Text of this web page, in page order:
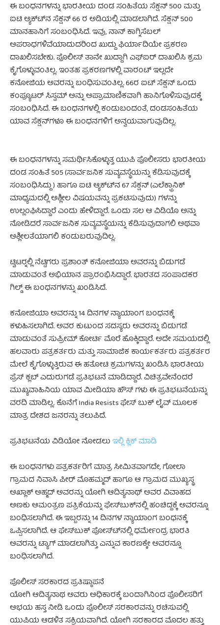
ಈ ಬಂಧನಗಳನ್ನು ಭಾರತೀಯ ದಂಡ ಸಂಹಿತೆಯ ಸೆಕ್ಷನ್ 500 ಮತ್ತು
ಐಟಿ ಅ್ಯಕ್ಟ್‍ನ ಸೆಕ್ಷನ್ 66 ರ ಅಡಿಯಲ್ಲಿ ಮಾಡಲಾಗಿದೆ. ಸೆಕ್ಷನ್ 500
ಮಾನಹಾನಿಗೆ ಸಂಬಂಧಿಸಿದೆ. ಇವು, ನಾನ್ ಕಾಗ್ನಿಸೆಬಲ್
ಅಪರಾಧಗಳಿವೆಯಾದುದರಿಂದ ಖುದ್ದು ಫಿರ್ಯಾದಿಯೇ ಪ್ರಕರಣ
ದಾಖಲಿಸಬೇಕು. ಪೊಲೀಸ್ ತಾನೇ ಖುದ್ದಾಗಿ ಎಫ್‍ಐರ್ ದಾಖಲಿಸಿ ಕ್ರಮ
ಕೈಗೊಳ್ಳುವಂತಿಲ್ಲ. ಇಂತಹ ಪ್ರಕರಣಗಳಲ್ಲಿ ವಾರಂಟ್ ಇಲ್ಲದೇ
ಕನೋಜಿಯ ಅವರನ್ನು ಬಂಧಿಸುವಂತಿಲ್ಲ. 66ರ ಐಟ್ ಸೆಕ್ಷನ್ ಒಂದು
ಕಂಪ್ಯೂಟರ್ ಸಿಸ್ಟಮ್ ಅನ್ನು ಅಪ್ರಾಮಾಣಿಕವಾಗಿ ಹಾನಿಗೊಳಿಸುವುದಕ್ಕೆ
ಸಂಬಂಧಿಸಿದೆ. ಈ ಬಂಧನಗಳಲ್ಲಿ ಕಂಡುಬಂದಂತೆ, ದಂಡಸಂಹಿತೆಯ
ಯಾವ ಸೆಕ್ಷನ್‍ಗಳೂ ಈ ಬಂಧನಗಳಿಗೆ ಅನ್ವಯವಾಗುವುದಿಲ್ಲ.
ಈ ಬಂಧನಗಳನ್ನು ಸಮರ್ಥಿಸಿಕೊಳ್ಳುತ್ತ ಯುಪಿ ಪೊಲೀಸರು ಭಾರತೀಯ
ದಂಡ ಸಂಹಿತೆ 505 (ಸಾರ್ವಜನಿಕ ಸುವ್ಯವಸ್ಥೆಯನ್ನು ಕೆಡಿಸುವುದಕ್ಕೆ
ಸಂಬಂಧಿಸಿದ್ದು) ಹಾಗೂ ಐಟಿ ಆ್ಯಕ್ಟ್‍ನ 67 ಸೆಕ್ಷನ್ (ಎಲೆಕ್ಟ್ರಾನಿಕ್
ಮಾಧ್ಯಮದಲ್ಲಿ ಅಶ್ಲೀಲ ವಿಷಯವನ್ನು ಪ್ರಕಟಿಸುವುದು) ಗಳನ್ನು
ಉಲ್ಲಂಘಿಸಿದ್ದಾರೆ ಎಂದು ಹೇಳಿದ್ದಾರೆ. ಒಂದು ಸಲ ಆ ವಿಡಿಯೊ ಅನ್ನು
ನೋಡಿದರೆ ಸಾರ್ವಜನಿಕ ಸುವ್ಯವಸ್ಥೆಯನ್ನು ಕೆಡಿಸುವುದಾಗಲಿ ಅಥವಾ
ಅಶ್ಲೀಲತೆಯಾಗಲಿ ಕಂಡುಬರುವುದಿಲ್ಲ.
ಟ್ವಿಟರ್‍ನಲ್ಲಿ ನೆಟ್ಟಿಗರು ಪ್ರಶಾಂತ್ ಕನೋಜಿಯಾ ಅವರನ್ನು ಬಿಡುಗಡೆ
ಮಾಡುವಂತೆ ಅಭಿಯಾನ ಪ್ರಾರಂಭಿಸಿದ್ದಾರೆ. ಭಾರತದ ಸಂಪಾದಕರ
ಗಿಲ್ಡ್ ಈ ಬಂಧನಗಳನ್ನು ಖಂಡಿಸಿದೆ.
ಕನೋಜಿಯಾ ಅವರನ್ನು 14 ದಿನಗಳ ನ್ಯಾಯಾಂಗ ಬಂಧನಕ್ಕೆ
ಕಳುಹಿಸಲಾಗಿದೆ. ಅವರ ಕುಟುಂದ ಸದಸ್ಯರು ಅವರನ್ನು ಬಿಡುಗಡೆ
ಮಾಡುವಂತೆ ಸುಪ್ರೀಮ್ ಕೋರ್ಟಿ ಮೊರೆ ಹೊಕ್ಕಿದ್ದಾರೆ. ಅದೇ ಸಮಯದಲ್ಲಿ
ಹಲವಾರು ಪತ್ರಕರ್ತರು ಮತ್ತು ಸಾಮಾಜಿಕ ಕಾರ್ಯಕರ್ತರು ಪತ್ರಕರ್ತರ
ಮೇಲೆ ಕೈಗೊಳ್ಳುತ್ತಿರುವ ಈ ಹತೋಟಿ ಕ್ರಮಗಳನ್ನು ಖಂಡಿಸಿ ಭಾರತೀಯ
ಪ್ರೆಸ್ ಕ್ಲಬ್ ಎದುರುಗಡೆ ಪ್ರತಿಭಟನೆ ಮಾಡಿದ್ದಾರೆ. ವಿಚಿತ್ರವೇನೆಂದರೆ
ಮುಖ್ಯವಾಹಿನಿಯ ಯಾವ ಮೀಡಿಯಾ ಹೌಸ್ ಗಳು ಈ ಪ್ರತಿಭಟನೆಯನ್ನು
ವರದಿ ಮಾಡಿಲ್ಲ. ಕೊನೆಗೆ India Resists ಫೇಸ್ ಬುಕ್ ಲೈವ್ ಮೂಲಕ
ಮಾತ್ರ ದೇಶದ ಜನರನ್ನು ತಲುಪಿದೆ.
ಪ್ರತಿಭಟನೆಯ ವಿಡಿಯೋ ನೋಡಲುಇಲ್ಲಿ ಕ್ಲಿಕ್ ಮಾಡಿ
ಈ ಬಂಧನಗಳು ಪತ್ರಕರ್ತರಿಗೆ ಮಾತ್ರ ಸೀಮಿತವಾಗದೇ, ಗೋಲಾ
ಗ್ರಾಮದ ನಿವಾಸಿ ಪೀರ್ ಮೊಹಮ್ಮದ್ ಹಾಗೂ ಆ ಗ್ರಾಮದ ಮುಖ್ಯಸ್ಥ
ಅಖ್ಲಾಕ್ ಅಹ್ಮದ್ ಅವರನ್ನು ಯೋಗಿ ಆದಿತ್ಯನಾಥ್ ಅವರ ವಿವಾಹದ
ಅಣಕು ಆಮಂತ್ರಣ ಪತ್ರಿಕೆಯನ್ನು ಫೇಸ್‍ಬುಕ್‍ನಲ್ಲಿ ಹಂಚಿದ್ದಕ್ಕೆ ಅವರನ್ನೂ
ಬಂಧಿಸಲಾಗಿದೆ. ಈ ಇಬ್ಬರನ್ನು 14 ದಿನಗಳ ನ್ಯಾಯಾಂಗ ಬಂಧನಕ್ಕೆ
ಒಪ್ಪಿಸಲಾಗಿದೆ. ಆ ಫೇಸ್‍ಬುಕ್ ಪೋಸ್ಟ್‍ನಲ್ಲಿ ಧರ್ಮೇಂದ್ರ ಭಾರತಿ
ಅವರನ್ನು ಟ್ಯಾಗ್ ಮಾಡಲಾಗಿತ್ತು ಎನ್ನುವ ಕಾರಣಕ್ಕೇ ಅವರನ್ನೂ
ಬಂಧಿಸಲಾಗಿದೆ.
ಪೊಲೀಸ್ ಸರಕಾರದ ಪ್ರತಿಷ್ಠಾಪನೆ
ಯೋಗಿ ಆದಿತ್ಯನಾಥ ಅವರು ಅಧಿಕಾರಕ್ಕೆ ಬಂದಾಗಿನಿಂದ ಪೊಲೀಸರಿಗೆ
ಅಭಯ ಹಸ್ತ ನೀಡಿ ಒಂದು ಪೊಲೀಸ್ ಸರಕಾರವನ್ನು ರಚಿಸುವಲ್ಲಿ
ಯುಪಿಯ ಆಡಳಿತ ಸಕ್ರಿಯವಾಗಿದೆ. ಯೋಗಿ ಸರಕಾರದ ಮೊದಲ ಹತ್ತು